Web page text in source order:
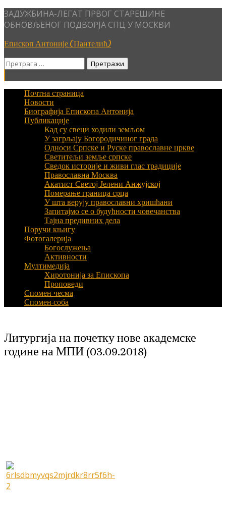
Skip
to
ЗАДУЖБИНА-ЛЕГАТ ПРВОГ СТАРЕШИНЕ
ОБНОВЉЕНОГ ПОДВОРЈА СПЦ У МОСКВИ
Епископ Антоније (Пантелић)
Претрага
Почтна страница
Новости
Биографија Епископа Антонија
Публикације
Кад су свеци ходили земљом
У загрљају Богородичиног града
Односи Српске и Руске православне цркве
Светитељи земље српске
Сведок историје и живи глас традиције
Православна Москва
Акатист Светој Јелени Анжујској
Померање граница срца
У шта верују православни хришћани
Запитајмо се о будућности човечанства
Тајна предивних дела
Поручи књигу
Фотогалерија
Богослужења
Активности
Мултимедија
Хиротонија за Епископа
Проповеди
Спомен-чесма
Спомен-соба
Литургија на почетку нове академске
године на МПИ (03.09.2018)